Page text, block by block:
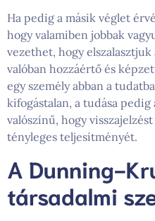
Ha pedig a másik véglet
hogy valamiben jobbak
vezethet, hogy
valóban hozzáértő és
egy személy abban a
kifogástalan, a tudása
valószínű, hogy
tényleges teljesítményét.
A Dunning-
társadalmi